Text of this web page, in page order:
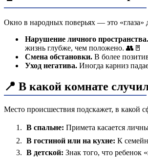
Окно в народных поверьях — это
Нарушение личного пространства.
жизнь глубже, чем положено. 👥🚪
Смена обстановки. В более
Уход негатива. Иногда карниз
📍 В какой комнате
Место происшествия подскажет, в какой
В спальне: Примета касается
В гостиной или на кухне: К
В детской: Знак того, что ребенок